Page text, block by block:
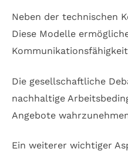
Neben der technischen
Diese Modelle
Die gesellschaftliche
nachhaltige
Angebote
Ein weiterer wichtiger